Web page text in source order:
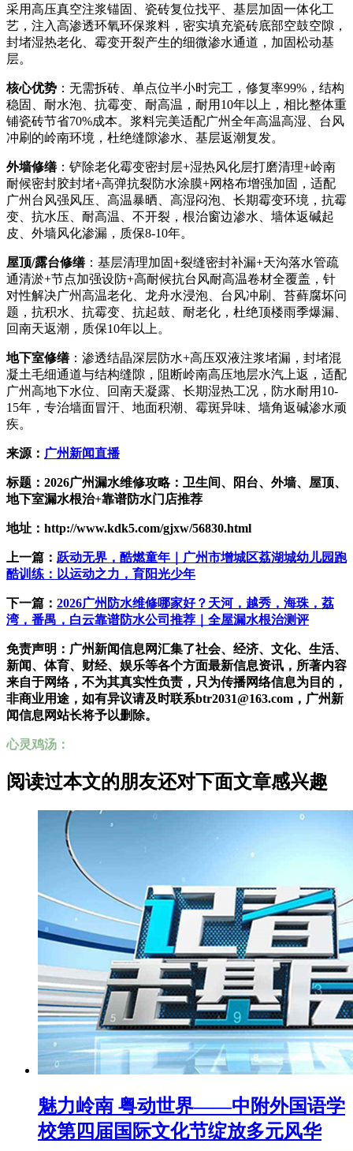
采用高压真空注浆锚固、瓷砖复位找平、基层加固一体化工
艺，注入高渗透环氧环保浆料，密实填充瓷砖底部空鼓空隙，
封堵湿热老化、霉变开裂产生的细微渗水通道，加固松动基
层。
核心优势 ：无需拆砖、单点位半小时完工，修复率99%，结构
稳固、耐水泡、抗霉变、耐高温，耐用10年以上，相比整体重
铺瓷砖节省70%成本。浆料完美适配广州全年高温高湿、台风
冲刷的岭南环境，杜绝缝隙渗水、基层返潮复发。
外墙修缮：铲除老化霉变密封层+湿热风化层打磨清理+岭南
耐候密封胶封堵+高弹抗裂防水涂膜+网格布增强加固，适配
广州台风强风压、高温暴晒、高湿闷泡、长期霉变环境，抗霉
变、抗水压、耐高温、不开裂，根治窗边渗水、墙体返碱起
皮、外墙风化渗漏，质保8-10年。
屋顶/露台修缮：基层清理加固+裂缝密封补漏+天沟落水管疏
通清淤+节点加强设防+高耐候抗台风耐高温卷材全覆盖，针
对性解决广州高温老化、龙舟水浸泡、台风冲刷、苔藓腐坏问
题，抗积水、抗霉变、抗起鼓、耐老化，杜绝顶楼雨季爆漏、
回南天返潮，质保10年以上。
地下室修缮：渗透结晶深层防水+高压双液注浆堵漏，封堵混
凝土毛细通道与结构缝隙，阻断岭南高压地层水汽上返，适配
广州高地下水位、回南天凝露、长期湿热工况，防水耐用10-
15年，专治墙面冒汗、地面积潮、霉斑异味、墙角返碱渗水顽
疾。
来源： 广州新闻直播
标题：2026广州漏水维修攻略：卫生间、阳台、外墙、屋顶、
地下室漏水根治+靠谱防水门店推荐
地址：http://www.kdk5.com/gjxw/56830.html
上一篇： 跃动无界，酷燃童年｜广州市增城区荔湖城幼儿园跑
酷训练：以运动之力，育阳光少年
下一篇： 2026广州防水维修哪家好？天河，越秀，海珠，荔
湾，番禺，白云靠谱防水公司推荐｜全屋漏水根治测评
免责声明：广州新闻信息网汇集了社会、经济、文化、生活、
新闻、体育、财经、娱乐等各个方面最新信息资讯，所著内容
来自于网络，不为其真实性负责，只为传播网络信息为目的，
非商业用途，如有异议请及时联系btr2031@163.com，广州新
闻信息网站长将予以删除。
心灵鸡汤：
阅读过本文的朋友还对下面文章感兴趣
魅力岭南 粤动世界——中附外国语学
校第四届国际文化节绽放多元风华